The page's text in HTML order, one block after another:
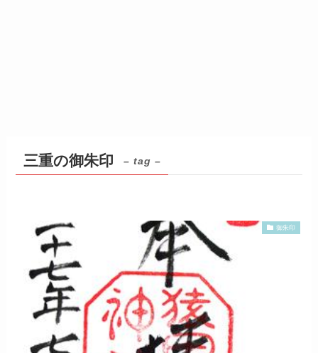
三重の御朱印 – tag –
御朱印